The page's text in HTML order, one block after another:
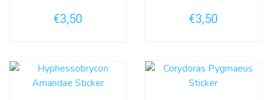
€3,50 €3,50